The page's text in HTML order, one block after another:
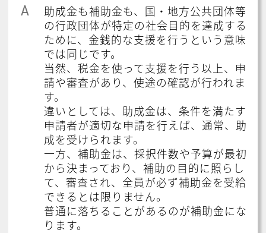
A
助成金も補助金も、国・地方公共団体等
の行政団体が特定の社会目的を達成する
ために、金銭的な支援を行うという意味
では同じです。
当然、税金を使って支援を行う以上、申
請や審査があり、使途の確認が行われま
す。
違いとしては、助成金は、条件を満たす
申請者が適切な申請を行えば、通常、助
成を受けられます。
一方、補助金は、採択件数や予算が最初
から決まっており、補助の目的に照らし
て、審査され、全員が必ず補助金を受給
できるとは限りません。
普通に落ちることがあるのが補助金にな
ります。